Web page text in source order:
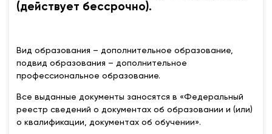
(действует бессрочно).
Вид образования – дополнительное образование,
подвид образования – дополнительное
профессиональное образование.
Все выданные документы заносятся в «Федеральный
реестр сведений о документах об образовании и (или)
о квалификации, документах об обучении».